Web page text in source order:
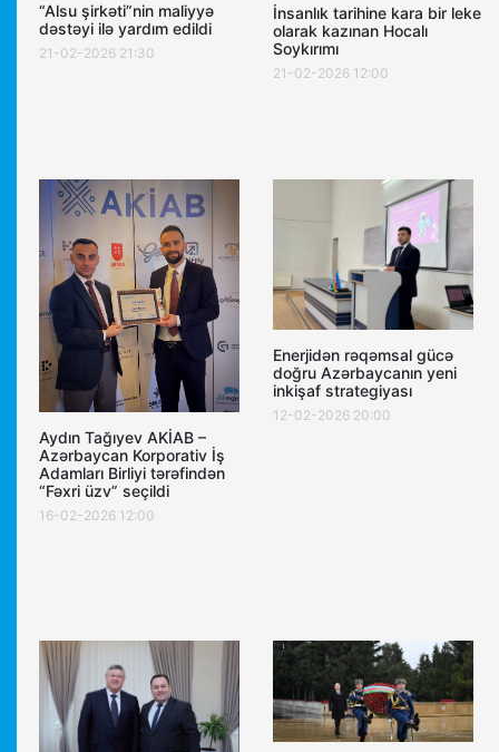
“Alsu şirkəti”nin maliyyə
dəstəyi ilə yardım edildi
21-02-2026 21:30
İnsanlık tarihine kara bir leke
olarak kazınan Hocalı
Soykırımı
21-02-2026 12:00
Aydın Tağıyev AKİAB –
Azərbaycan Korporativ İş
Adamları Birliyi tərəfindən
“Fəxri üzv” seçildi
16-02-2026 12:00
Enerjidən rəqəmsal gücə
doğru Azərbaycanın yeni
inkişaf strategiyası
12-02-2026 20:00